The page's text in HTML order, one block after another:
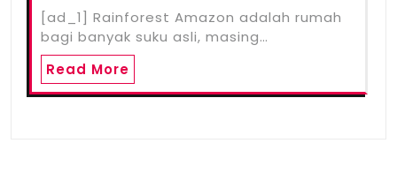
[ad_1] Rainforest Amazon adalah rumah
bagi banyak suku asli, masing…
Read More